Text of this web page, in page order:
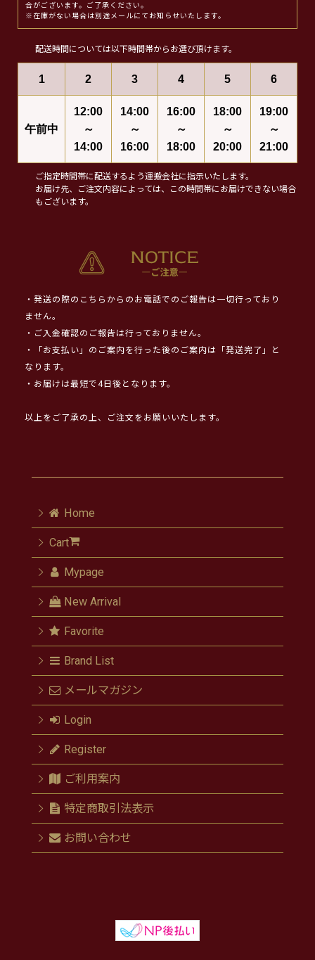
合がございます。ご了承ください。
※在庫がない場合は別途メールにてお知らせいたします。
配送時間については以下時間帯からお選び頂けます。
1 2 3 4 5 6
午前中
12:00
～
14:00
14:00
～
16:00
16:00
～
18:00
18:00
～
20:00
19:00
～
21:00
ご指定時間帯に配送するよう運搬会社に指示いたします。
お届け先、ご注文内容によっては、この時間帯にお届けできない場合
もございます。
・発送の際のこちらからのお電話でのご報告は一切行っており
ません。
・ご入金確認のご報告は行っておりません。
・「お支払い」のご案内を行った後のご案内は「発送完了」と
なります。
・お届けは最短で4日後となります。
以上をご了承の上、ご注文をお願いいたします。
Home
Cart
Mypage
New Arrival
Favorite
Brand List
メールマガジン
Login
Register
ご利用案内
特定商取引法表示
お問い合わせ